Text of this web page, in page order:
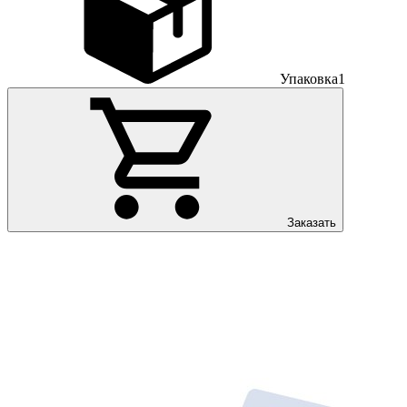
Упаковка1
Заказать